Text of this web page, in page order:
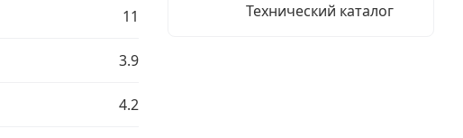
11
3.9
4.2
Технический каталог